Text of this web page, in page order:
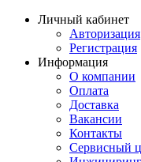
Личный кабинет
Авторизация
Регистрация
Информация
О компании
Оплата
Доставка
Вакансии
Контакты
Сервисный